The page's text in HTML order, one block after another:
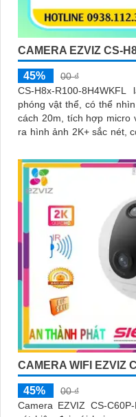
CAMERA EZVIZ CS-
45%
00 ₫
CS-H8x-R100-
phóng vật thể, có thể
cách 20m, tích hợp micro
ra hình ảnh 2K+ sắc nét,
CAMERA WIFI EZVIZ
45%
00 ₫
Camera EZVIZ CS-